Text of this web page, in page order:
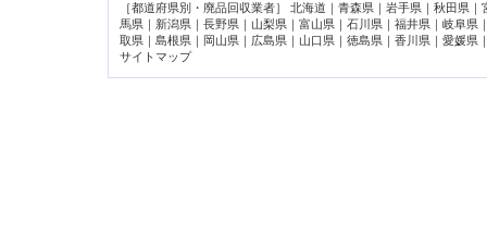
［都道府県別・廃品回収業者］ 北海道 ｜ 青森県 ｜ 岩手県 ｜ 秋田県 ｜
馬県 ｜ 新潟県 ｜ 長野県 ｜ 山梨県 ｜ 富山県 ｜ 石川県 ｜ 福井県 ｜ 岐阜県
取県 ｜ 島根県 ｜ 岡山県 ｜ 広島県 ｜ 山口県 ｜ 徳島県 ｜ 香川県 ｜ 愛媛県
サイトマップ